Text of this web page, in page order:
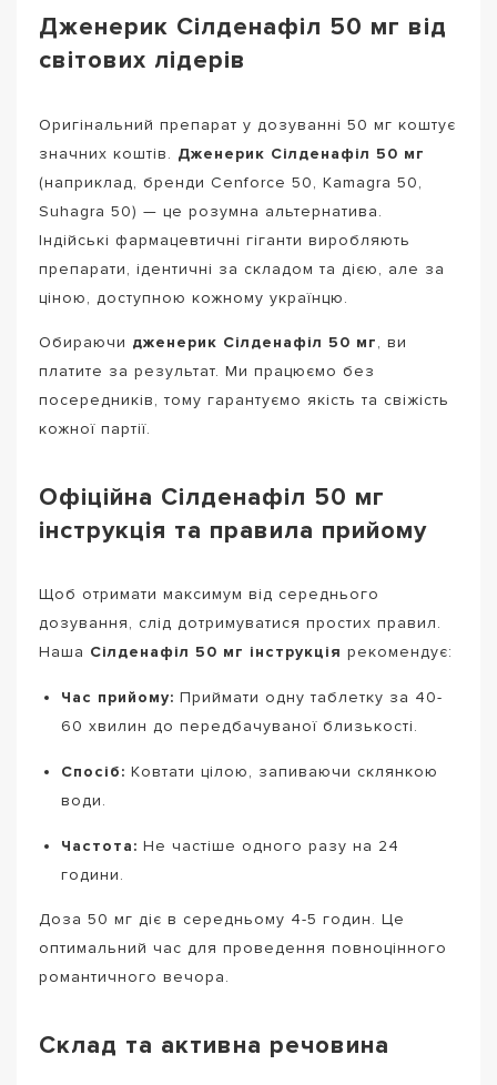
Дженерик Сілденафіл 50 мг від
світових лідерів
Оригінальний препарат у дозуванні 50 мг коштує
значних коштів. Дженерик Сілденафіл 50 мг
(наприклад, бренди Cenforce 50, Kamagra 50,
Suhagra 50) — це розумна альтернатива.
Індійські фармацевтичні гіганти виробляють
препарати, ідентичні за складом та дією, але за
ціною, доступною кожному українцю.
Обираючи дженерик Сілденафіл 50 мг, ви
платите за результат. Ми працюємо без
посередників, тому гарантуємо якість та свіжість
кожної партії.
Офіційна Сілденафіл 50 мг
інструкція та правила прийому
Щоб отримати максимум від середнього
дозування, слід дотримуватися простих правил.
Наша Сілденафіл 50 мг інструкція рекомендує:
Час прийому: Приймати одну таблетку за 40-
60 хвилин до передбачуваної близькості.
Спосіб: Ковтати цілою, запиваючи склянкою
води.
Частота: Не частіше одного разу на 24
години.
Доза 50 мг діє в середньому 4-5 годин. Це
оптимальний час для проведення повноцінного
романтичного вечора.
Склад та активна речовина